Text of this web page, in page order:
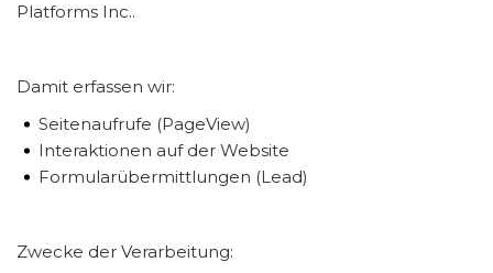
Platforms Inc..
Damit erfassen wir:
Seitenaufrufe (PageView)
Interaktionen auf der Website
Formularübermittlungen (Lead)
Zwecke der Verarbeitung: